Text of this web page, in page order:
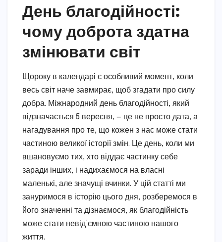
День благодійності:
чому доброта здатна
змінювати світ
Щороку в календарі є особливий момент, коли
весь світ наче завмирає, щоб згадати про силу
добра. Міжнародний день благодійності, який
відзначається 5 вересня, — це не просто дата, а
нагадування про те, що кожен з нас може стати
частиною великої історії змін. Це день, коли ми
вшановуємо тих, хто віддає частинку себе
заради інших, і надихаємося на власні
маленькі, але значущі вчинки. У цій статті ми
зануримося в історію цього дня, розберемося в
його значенні та дізнаємося, як благодійність
може стати невід’ємною частиною нашого
життя.